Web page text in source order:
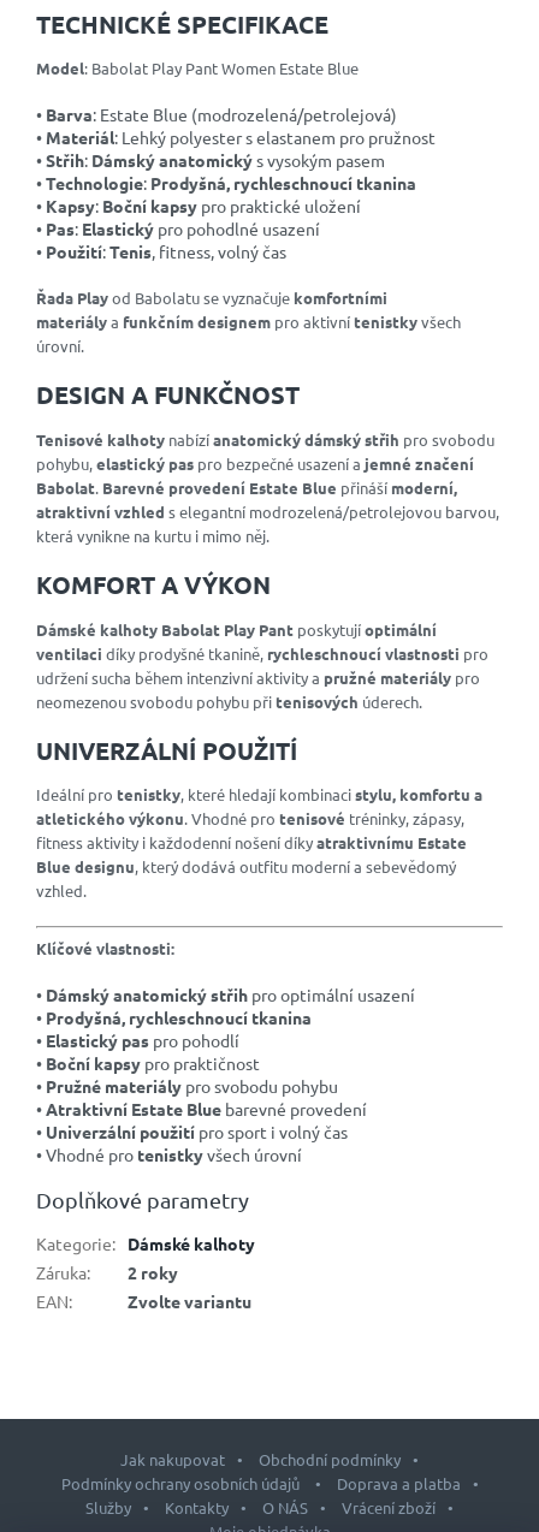
TECHNICKÉ SPECIFIKACE
Model: Babolat Play Pant Women Estate Blue
• Barva: Estate Blue (modrozelená/petrolejová)
• Materiál: Lehký polyester s elastanem pro pružnost
•Střih: Dámský anatomickýs vysokým pasem
•Technologie: Prodyšná, rychleschnoucí tkanina
• Kapsy: Boční kapsy pro praktické uložení
• Pas: Elastický pro pohodlné usazení
• Použití:Tenis, fitness, volný čas
Řada Playod Babolatu se vyznačuje komfortními
materiálya funkčním designem pro aktivnítenistkyvšech
úrovní.
DESIGN A FUNKČNOST
Tenisové kalhoty nabízíanatomický dámský střih pro svobodu
pohybu,elastický pas pro bezpečné usazení a jemné značení
Babolat. Barevné provedení Estate Blue přináší moderní,
atraktivní vzhled s elegantní modrozelená/petrolejovou barvou,
která vynikne na kurtu i mimo něj.
KOMFORT A VÝKON
Dámské kalhoty Babolat Play Pant poskytujíoptimální
ventilaci díky prodyšné tkanině, rychleschnoucí vlastnosti pro
udržení sucha během intenzivní aktivity a pružné materiály pro
neomezenou svobodu pohybu přitenisových úderech.
UNIVERZÁLNÍ POUŽITÍ
Ideální pro tenistky, které hledají kombinacistylu, komfortu a
atletického výkonu. Vhodné pro tenisové tréninky, zápasy,
fitness aktivity i každodenní nošení díkyatraktivnímu Estate
Blue designu, který dodává outfitu moderní a sebevědomý
vzhled.
Klíčové vlastnosti:
• Dámský anatomický střih pro optimální usazení
• Prodyšná, rychleschnoucí tkanina
• Elastický pas pro pohodlí
• Boční kapsy pro praktičnost
• Pružné materiály pro svobodu pohybu
•Atraktivní Estate Blue barevné provedení
• Univerzální použití pro sport i volný čas
• Vhodné pro tenistkyvšech úrovní
Doplňkové parametry
Kategorie:
Dámské kalhoty
Záruka:
2 roky
EAN: Zvolte variantu
Jak nakupovat
Obchodní podmínky
Podmínky ochrany osobních údajů
Doprava a platba
Služby
Kontakty O NÁS
Vrácení zboží